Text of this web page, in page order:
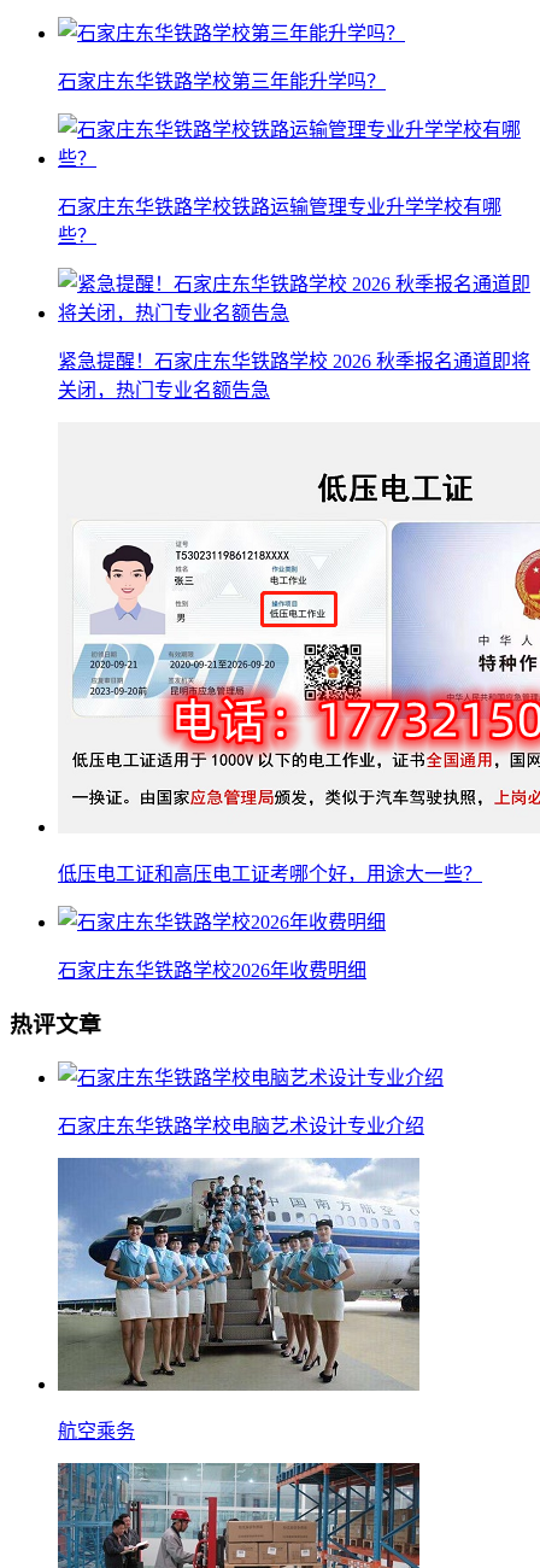
石家庄东华铁路学校第三年能升学吗？
石家庄东华铁路学校铁路运输管理专业升学学校有哪
些？
紧急提醒！石家庄东华铁路学校 2026 秋季报名通道即将
关闭，热门专业名额告急
低压电工证和高压电工证考哪个好，用途大一些？
石家庄东华铁路学校2026年收费明细
热评文章
石家庄东华铁路学校电脑艺术设计专业介绍
航空乘务